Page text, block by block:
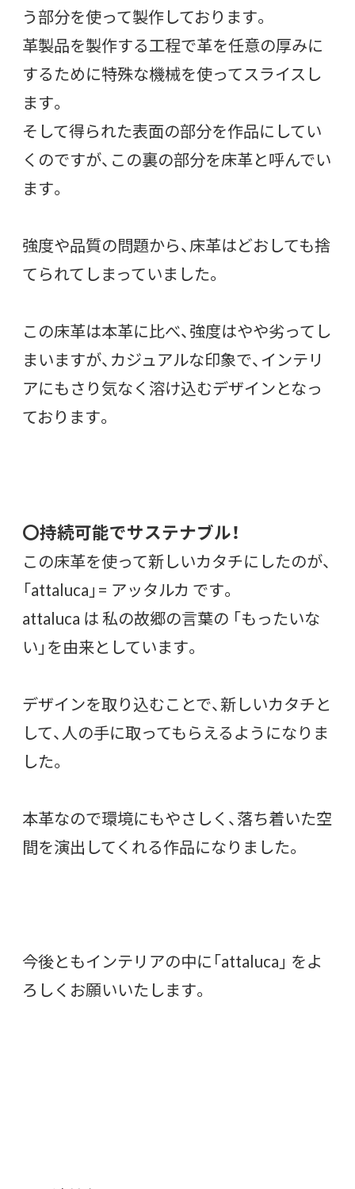
う部分を使って製作しております。
革製品を製作する工程で革を任意の厚みに
するために特殊な機械を使ってスライスし
ます。
そして得られた表面の部分を作品にしてい
くのですが、この裏の部分を床革と呼んでい
ます。
強度や品質の問題から、床革はどおしても捨
てられてしまっていました。
この床革は本革に比べ、強度はやや劣ってし
まいますが、カジュアルな印象で、インテリ
アにもさり気なく溶け込むデザインとなっ
ております。
〇持続可能でサステナブル！
この床革を使って新しいカタチにしたのが、
「attaluca」= アッタルカ です。
attaluca は 私の故郷の言葉の 「もったいな
い」を由来としています。
デザインを取り込むことで、新しいカタチと
して、人の手に取ってもらえるようになりま
した。
本革なので環境にもやさしく、落ち着いた空
間を演出してくれる作品になりました。
今後ともインテリアの中に「attaluca」 をよ
ろしくお願いいたします。